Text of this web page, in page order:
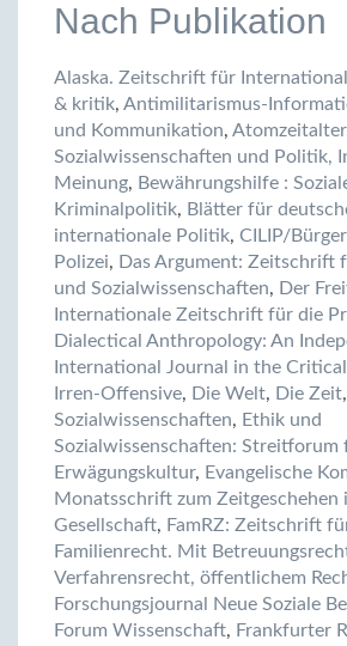
Nach Publikation
Alaska. Zeitschrift für
& kritik, Antimilitarismus-
und Kommunikation,
Sozialwissenschaften und Politik,
Meinung, Bewährungshilfe :
Kriminalpolitik, Blätter für
internationale Politik, CILIP/
Polizei, Das Argument: Zeitschrift
und Sozialwissenschaften, Der
Internationale Zeitschrift für die
Dialectical Anthropology: An
International Journal in the
Irren-Offensive, Die Welt, Die Zeit,
Sozialwissenschaften, Ethik und
Sozialwissenschaften: Streitforum
Erwägungskultur, Evangelische
Monatsschrift zum Zeitgeschehen
Gesellschaft, FamRZ: Zeitschrift
Familienrecht. Mit
Verfahrensrecht, öffentlichem
Forschungsjournal Neue Soziale
Forum Wissenschaft, Frankfurter